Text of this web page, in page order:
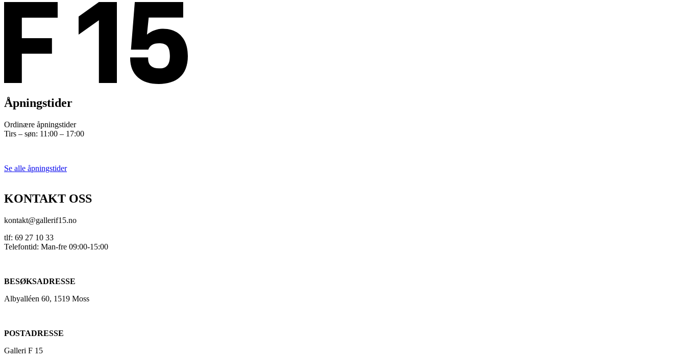
Åpningstider
Ordinære åpningstider
Tirs – søn: 11:00 – 17:00
Se alle åpningstider
KONTAKT OSS
kontakt@gallerif15.no
tlf: 69 27 10 33
Telefontid: Man-fre 09:00-15:00
BESØKSADRESSE
Albyalléen 60, 1519 Moss
POSTADRESSE
Galleri F 15